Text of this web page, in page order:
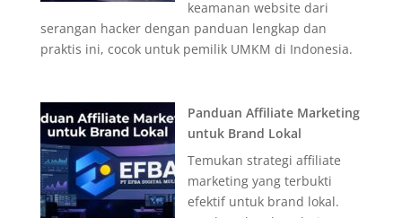
keamanan website dari
serangan hacker dengan panduan lengkap dan
praktis ini, cocok untuk pemilik UMKM di Indonesia.
Panduan Affiliate Marketing
untuk Brand Lokal
Temukan strategi affiliate
marketing yang terbukti
efektif untuk brand lokal.